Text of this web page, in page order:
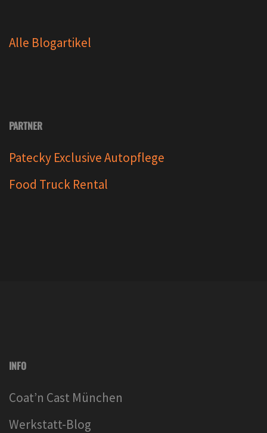
Alle Blogartikel
PARTNER
Patecky Exclusive Autopflege
Food Truck Rental
INFO
Coat’n Cast München
Werkstatt-Blog